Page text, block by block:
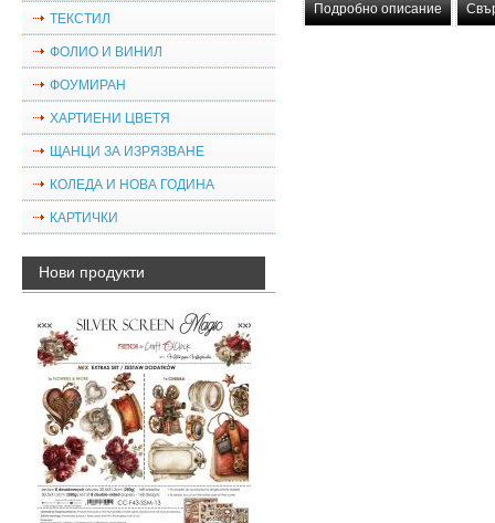
ТЕКСТИЛ
ФОЛИО И ВИНИЛ
ФОУМИРАН
ХАРТИЕНИ ЦВЕТЯ
ЩАНЦИ ЗА ИЗРЯЗВАНЕ
КОЛЕДА И НОВА ГОДИНА
КАРТИЧКИ
Нови продукти
Подробно описание